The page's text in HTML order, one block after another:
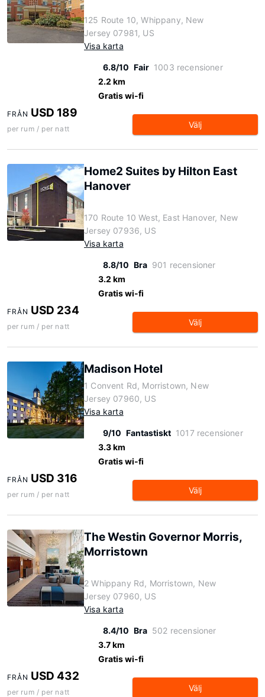
125 Route 10, Whippany, New
Jersey 07981, US
Visa karta
6.8/10 Fair 1003 recensioner
2.2 km
Gratis wi-fi
FRÅN USD 189
per rum / per natt Välj
Home2 Suites by Hilton East
Hanover
170 Route 10 West, East Hanover, New
Jersey 07936, US
Visa karta
8.8/10 Bra 901 recensioner
3.2 km
Gratis wi-fi
FRÅN USD 234
per rum / per natt Välj
Madison Hotel
1 Convent Rd, Morristown, New
Jersey 07960, US
Visa karta
9/10 Fantastiskt 1017 recensioner
3.3 km
Gratis wi-fi
FRÅN USD 316
per rum / per natt Välj
The Westin Governor Morris,
Morristown
2 Whippany Rd, Morristown, New
Jersey 07960, US
Visa karta
8.4/10 Bra 502 recensioner
3.7 km
Gratis wi-fi
FRÅN USD 432
per rum / per natt Välj